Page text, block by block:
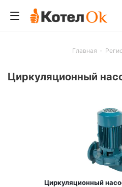
Главная -
Циркуляционный
Циркуляционный